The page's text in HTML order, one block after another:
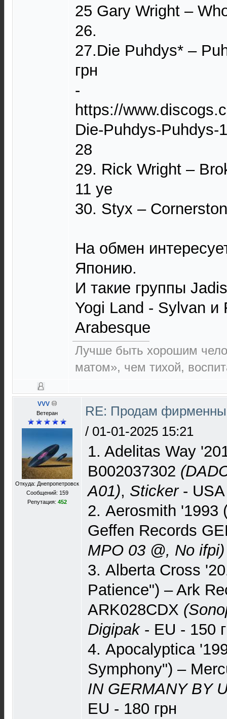
25 Gary Wright –
26.
27.Die Puhdys* –
грн
-
https://
Die-Puhdys-Puhdys-
28
29. Rick Wright –
11 уе
30. Styx –
На обмен
Японию.
И такие группы
Yogi Land - Sylvan и
Arabesque
Лучше быть хорошим
матом», чем тихой,
VVV
Ветеран
Откуда: Днепропетровск
Сообщений: 159
Репутация: 452
RE: Продам
/ 01-01-2025 15:21
1. Adelitas Way
B002037302
A01), Sticker- USA
2. Aerosmith '1993
Geffen Records
MPO 03 @, No ifpi)
3. Alberta Cross
Patience") – Ark
ARK028CDX
Digipak- EU - 150
4. Apocalyptica
Symphony") –
IN GERMANY BY
EU - 180 грн